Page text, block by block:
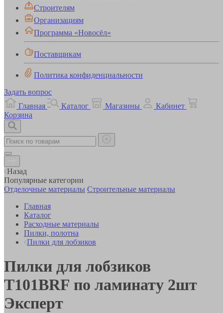
Строителям
Организациям
Программа «Новосёл»
Поставщикам
Политика конфиденциальности
Задать вопрос
Главная
Каталог Магазины
Кабинет
Корзина
Назад
Популярные категории
Отделочные материалы Строительные материалы
Главная
Каталог
Расходные материалы
Пилки, полотна
Пилки для лобзиков
Пилки для лобзиков
T101BRF по ламинату 2шт
Эксперт